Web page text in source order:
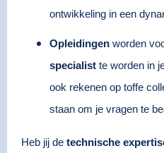
ontwikkeling in een
Opleidingen worden
specialist te worden in
ook rekenen op toffe
staan om je vragen te
Heb jij de technische